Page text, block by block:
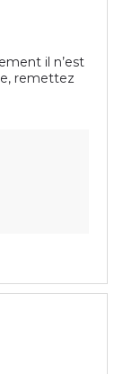
il n’est
remettez